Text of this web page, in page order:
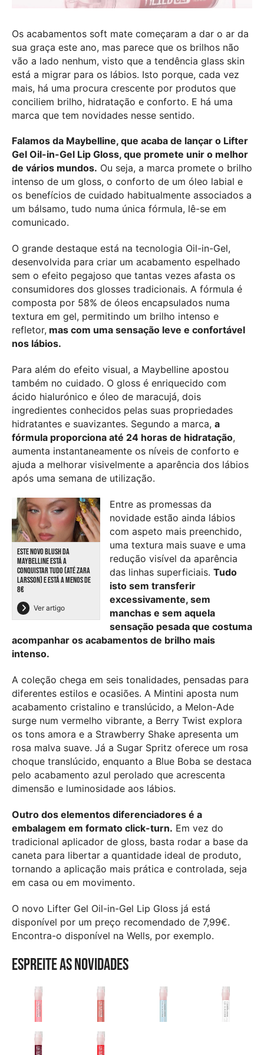
Os acabamentos soft mate começaram a dar o ar da
sua graça este ano, mas parece que os brilhos não
vão a lado nenhum, visto que a tendência glass skin
está a migrar para os lábios. Isto porque, cada vez
mais, há uma procura crescente por produtos que
conciliem brilho, hidratação e conforto. E há uma
marca que tem novidades nesse sentido.
Falamos da Maybelline, que acaba de lançar o Lifter
Gel Oil-in-Gel Lip Gloss, que promete unir o melhor
de vários mundos. Ou seja, a marca promete o brilho
intenso de um gloss, o conforto de um óleo labial e
os benefícios de cuidado habitualmente associados a
um bálsamo, tudo numa única fórmula, lê-se em
comunicado.
O grande destaque está na tecnologia Oil-in-Gel,
desenvolvida para criar um acabamento espelhado
sem o efeito pegajoso que tantas vezes afasta os
consumidores dos glosses tradicionais. A fórmula é
composta por 58% de óleos encapsulados numa
textura em gel, permitindo um brilho intenso e
refletor, mas com uma sensação leve e confortável
nos lábios.
Para além do efeito visual, a Maybelline apostou
também no cuidado. O gloss é enriquecido com
ácido hialurónico e óleo de maracujá, dois
ingredientes conhecidos pelas suas propriedades
hidratantes e suavizantes. Segundo a marca, a
fórmula proporciona até 24 horas de hidratação,
aumenta instantaneamente os níveis de conforto e
ajuda a melhorar visivelmente a aparência dos lábios
após uma semana de utilização.
ESTE NOVO BLUSH DA
MAYBELLINE ESTÁ A
CONQUISTAR TUDO (ATÉ ZARA
LARSSON) E ESTÁ A MENOS DE
8€
Ver artigo
Entre as promessas da
novidade estão ainda lábios
com aspeto mais preenchido,
uma textura mais suave e uma
redução visível da aparência
das linhas superficiais. Tudo
isto sem transferir
excessivamente, sem
manchas e sem aquela
sensação pesada que costuma
acompanhar os acabamentos de brilho mais
intenso.
A coleção chega em seis tonalidades, pensadas para
diferentes estilos e ocasiões. A Mintini aposta num
acabamento cristalino e translúcido, a Melon-Ade
surge num vermelho vibrante, a Berry Twist explora
os tons amora e a Strawberry Shake apresenta um
rosa malva suave. Já a Sugar Spritz oferece um rosa
choque translúcido, enquanto a Blue Boba se destaca
pelo acabamento azul perolado que acrescenta
dimensão e luminosidade aos lábios.
Outro dos elementos diferenciadores é a
embalagem em formato click-turn. Em vez do
tradicional aplicador de gloss, basta rodar a base da
caneta para libertar a quantidade ideal de produto,
tornando a aplicação mais prática e controlada, seja
em casa ou em movimento.
O novo Lifter Gel Oil-in-Gel Lip Gloss já está
disponível por um preço recomendado de 7,99€.
Encontra-o disponível na Wells, por exemplo.
Espreite as novidades